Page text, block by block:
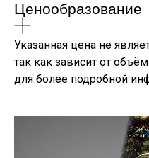
Ценообразование
Указанная цена не
так как зависит от
для более подробной